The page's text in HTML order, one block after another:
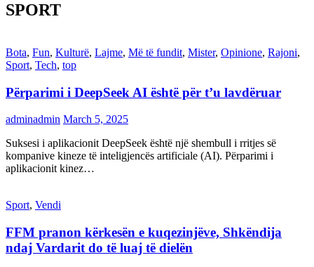
SPORT
Bota, Fun, Kulturë, Lajme, Më të fundit, Mister, Opinione, Rajoni,
Sport, Tech, top
Përparimi i DeepSeek AI është për t’u lavdëruar
adminadmin March 5, 2025
Suksesi i aplikacionit DeepSeek është një shembull i rritjes së
kompanive kineze të inteligjencës artificiale (AI). Përparimi i
aplikacionit kinez…
Sport, Vendi
FFM pranon kërkesën e kuqezinjëve, Shkëndija
ndaj Vardarit do të luaj të dielën